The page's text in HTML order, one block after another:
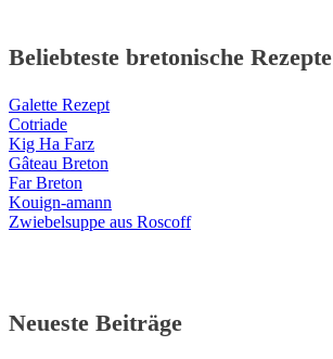
Beliebteste bretonische Rezepte
Galette Rezept
Cotriade
Kig Ha Farz
Gâteau Breton
Far Breton
Kouign-amann
Zwiebelsuppe aus Roscoff
Neueste Beiträge